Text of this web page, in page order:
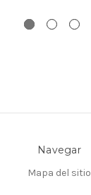
Navegar
Mapa del sitio